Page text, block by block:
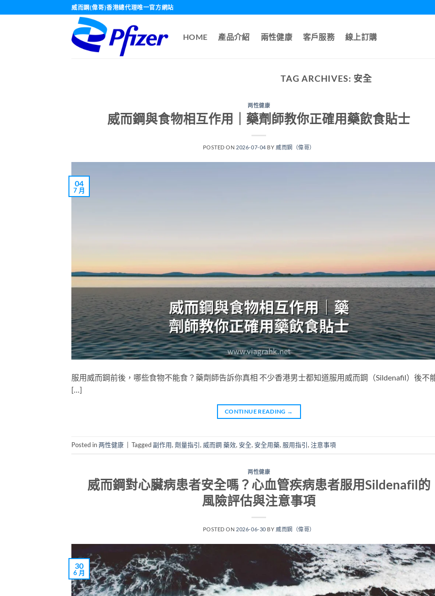
to
威而鋼(偉哥)香港總代理唯一官方網站
HOME 產品介紹 兩性健康 客戶服務 線上訂購
TAG ARCHIVES: 安全
两性健康
威而鋼與食物相互作用｜藥劑師教你正確用藥飲食貼士
POSTED ON 2026-07-04 BY 威而鋼（偉哥）
04
7 月
服用威而鋼前後，哪些食物不能食？藥劑師告訴你真相 不少香港男士都知道服用威而鋼（Sildenafil）後不
[…]
CONTINUE READING →
Posted in两性健康 Tagged副作用, 劑量指引, 威而鋼 藥效, 安全, 安全用藥, 服用指引, 注意事項
两性健康
威而鋼對心臟病患者安全嗎？心血管疾病患者服用Sildenafil的
風險評估與注意事項
POSTED ON 2026-06-30 BY 威而鋼（偉哥）
30
6 月